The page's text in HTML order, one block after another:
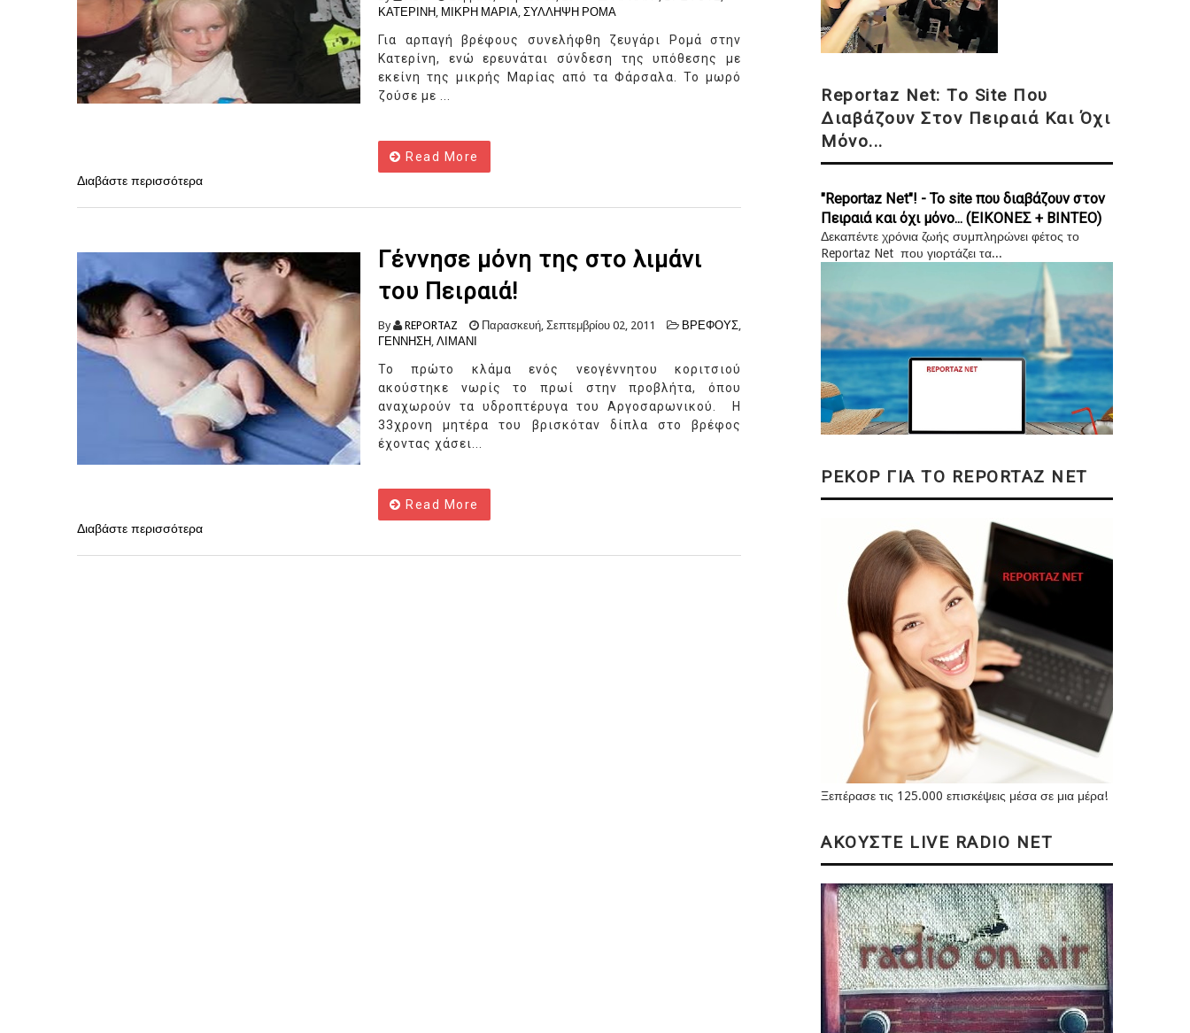
ΚΑΤΕΡΙΝΗ, ΜΙΚΡΗ ΜΑΡΙΑ, ΣΥΛΛΗΨΗ ΡΟΜΑ
Για αρπαγή βρέφους συνελήφθη ζευγάρι Ρομά στην
Κατερίνη, ενώ ερευνάται σύνδεση της υπόθεσης με
εκείνη της μικρής Μαρίας από τα Φάρσαλα. Το μωρό
ζούσε με ...
Read More
Διαβάστε περισσότερα
Γέννησε μόνη της στο λιμάνι
του Πειραιά!
By REPORTAZ Παρασκευή, Σεπτεμβρίου 02, 2011 ΒΡΕΦΟΥΣ,
ΓΕΝΝΗΣΗ, ΛΙΜΑΝΙ
Το πρώτο κλάμα ενός νεογέννητου κοριτσιού
ακούστηκε νωρίς το πρωί στην προβλήτα, όπου
αναχωρούν τα υδροπτέρυγα του Αργοσαρωνικού. Η
33χρονη μητέρα του βρισκόταν δίπλα στο βρέφος
έχοντας χάσει...
Read More
Διαβάστε περισσότερα
Reportaz Net: Το Site Που
Διαβάζουν Στον Πειραιά Και Όχι
Μόνο...
"Reportaz Net"! - Το site που διαβάζουν στον
Πειραιά και όχι μόνο... (ΕΙΚΟΝΕΣ + ΒΙΝΤΕΟ)
Δεκαπέντε χρόνια ζωής συμπληρώνει φέτος το
Reportaz Net που γιορτάζει τα...
ΡΕΚΟΡ ΓΙΑ ΤΟ REPORTAZ NET
Ξεπέρασε τις 125.000 επισκέψεις μέσα σε μια μέρα!
ΑΚΟΥΣΤΕ LIVE RADIO NET